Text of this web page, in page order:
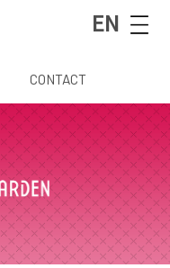
EN
CONTACT